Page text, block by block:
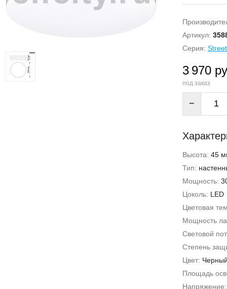
Артикул:
Серия: Street
3 970
под заказ
−
Высота: 45
Тип:
Мощность:
Цоколь: LED
Цветовая
Мощность
Световой
Степень
Цвет:
Площадь